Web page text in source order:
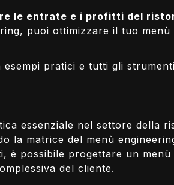
le entrate e i profitti del
puoi ottimizzare il tuo
pratici e tutti gli
essenziale nel settore della
la matrice del menù
è possibile progettare un
del cliente.